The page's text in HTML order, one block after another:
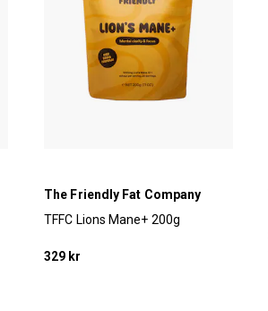
The Friendly Fat Company
TFFC Lions Mane+ 200g
329 kr